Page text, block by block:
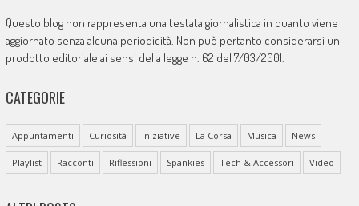
Questo blog non rappresenta una testata giornalistica in quanto viene
aggiornato senza alcuna periodicità. Non può pertanto considerarsi un
prodotto editoriale ai sensi della legge n. 62 del 7/03/2001.
CATEGORIE
Appuntamenti Curiosità Iniziative La Corsa Musica News
Playlist Racconti Riflessioni Spankies Tech & Accessori Video